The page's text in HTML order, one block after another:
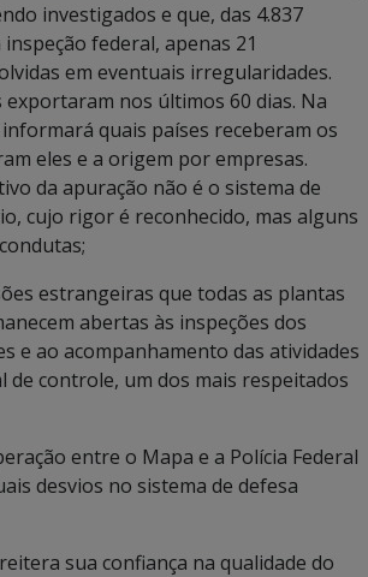
investigados e que, das 4.837
federal, apenas 21
em eventuais irregularidades.
exportaram nos últimos 60 dias. Na
quais países receberam os
eles e a origem por empresas.
da apuração não é o sistema de
cujo rigor é reconhecido, mas alguns
estrangeiras que todas as plantas
abertas às inspeções dos
e ao acompanhamento das atividades
de controle, um dos mais respeitados
entre o Mapa e a Polícia Federal
desvios no sistema de defesa
sua confiança na qualidade do